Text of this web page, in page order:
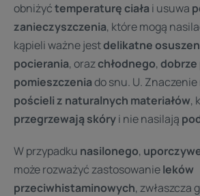
obniżyćtemperaturę ciała i usuwa
zanieczyszczenia, które mogą
kąpieli ważne jestdelikatne
pocierania, orazchłodnego,
pomieszczeniado snu. U.
pościeli z naturalnych materiałów,
przegrzewają skóryi nie nasilają
W przypadku nasilonego,
może rozważyć zastosowanieleków
przeciwhistaminowych, zwłaszcza